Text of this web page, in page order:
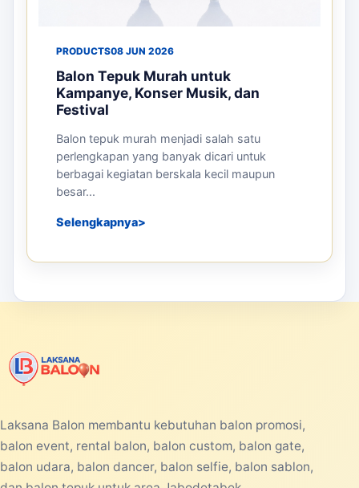
PRODUCTS08 JUN 2026
Balon Tepuk Murah untuk
Kampanye, Konser Musik, dan
Festival
Balon tepuk murah menjadi salah satu
perlengkapan yang banyak dicari untuk
berbagai kegiatan berskala kecil maupun
besar...
Selengkapnya
Laksana Balon membantu kebutuhan balon promosi,
balon event, rental balon, balon custom, balon gate,
balon udara, balon dancer, balon selfie, balon sablon,